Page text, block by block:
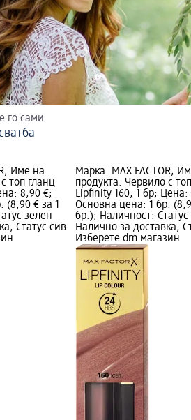
го сами
Име на
топ гланц
8,90 €;
(8,90 € за 1
зелен
Статус сив
Марка: MAX FACTOR;
продукта: Червило с
Lipfinity 160, 1 бр; Цена:
Основна цена: 1 бр.
бр.); Наличност: Статус
Налично за доставка,
Изберете dm магазин